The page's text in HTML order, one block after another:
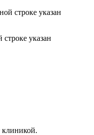
строке указан
указан
клиникой.